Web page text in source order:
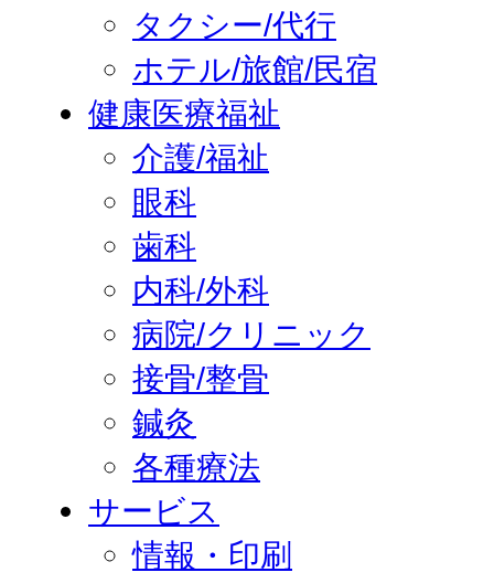
タクシー/代行
ホテル/旅館/民宿
健康医療福祉
介護/福祉
眼科
歯科
内科/外科
病院/クリニック
接骨/整骨
鍼灸
各種療法
サービス
情報・印刷